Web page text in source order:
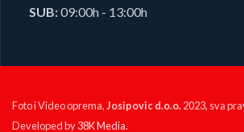
SUB:09:00h - 13:00h
Foto i Video oprema,Josipovic d.o.o.2023, sva
Developed by38K Media.